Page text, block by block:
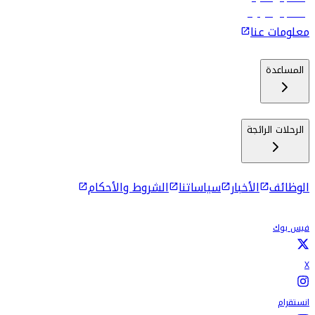
رحلات إلى كولومبو
معلومات عنا
المساعدة
الرحلات الرائجة
الوظائف الأخبار سياساتنا الشروط والأحكام
فيس بوك
X
انستقرام